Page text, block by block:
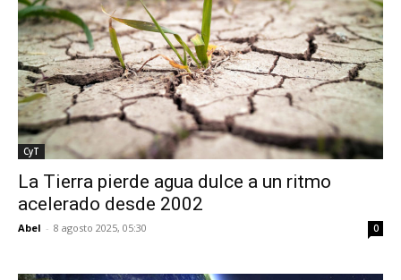
CyT
La Tierra pierde agua dulce a un ritmo
acelerado desde 2002
Abel - 8 agosto 2025, 05:30 0